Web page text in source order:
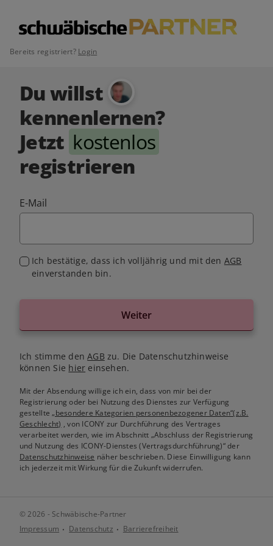
Bereits registriert? Login
Du willst
kennenlernen?
Jetzt kostenlos
registrieren
E-Mail
Ich bestätige, dass ich volljährig und mit den AGB
einverstanden bin.
Weiter
Ich stimme denAGB zu. Die Datenschutzhinweise
können Sie hier einsehen.
Mit der Absendung willige ich ein, dass von mir bei der
Registrierung oder bei Nutzung des Dienstes zur Verfügung
gestellte„besondere Kategorien personenbezogener Daten“(z.B.
Geschlecht) , von ICONY zur Durchführung des Vertrages
verarbeitet werden, wie im Abschnitt „Abschluss der Registrierung
und Nutzung des ICONY-Dienstes (Vertragsdurchführung)“ der
Datenschutzhinweise näher beschrieben. Diese Einwilligung kann
ich jederzeit mit Wirkung für die Zukunft widerrufen.
© 2026 - Schwäbische-Partner
Impressum
Datenschutz Barrierefreiheit